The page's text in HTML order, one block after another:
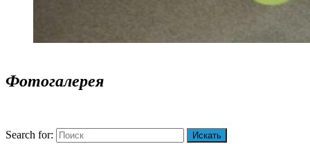
Фотогалерея
Search for: